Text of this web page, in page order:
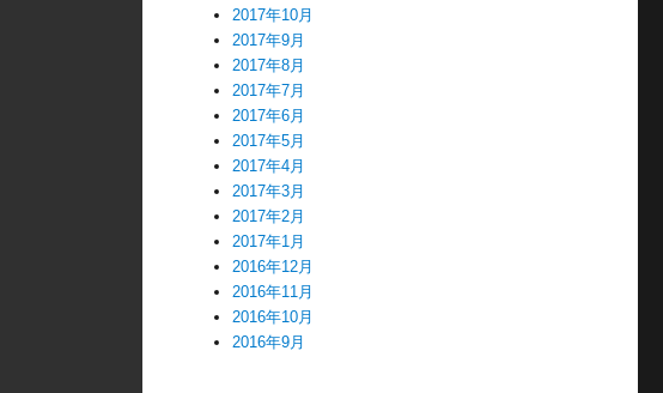
2017年10月
2017年9月
2017年8月
2017年7月
2017年6月
2017年5月
2017年4月
2017年3月
2017年2月
2017年1月
2016年12月
2016年11月
2016年10月
2016年9月